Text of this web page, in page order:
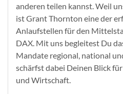
anderen teilen kannst. Weil
ist Grant Thornton eine der
Anlaufstellen für den
DAX. Mit uns begleitest Du
Mandate regional, national
schärfst dabei Deinen Blick
und Wirtschaft.